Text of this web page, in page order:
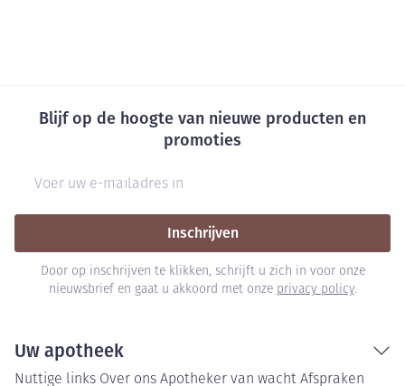
Blijf op de hoogte van nieuwe producten en
promoties
Inschrijven
Door op inschrijven te klikken, schrijft u zich in voor onze
nieuwsbrief en gaat u akkoord met onze privacy policy.
Uw apotheek
Nuttige links Over ons Apotheker van wacht Afspraken